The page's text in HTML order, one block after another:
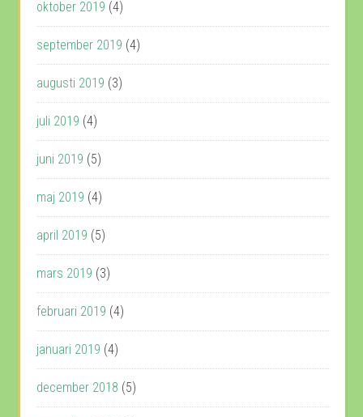
oktober 2019 (4)
september 2019 (4)
augusti 2019 (3)
juli 2019 (4)
juni 2019 (5)
maj 2019 (4)
april 2019 (5)
mars 2019 (3)
februari 2019 (4)
januari 2019 (4)
december 2018 (5)